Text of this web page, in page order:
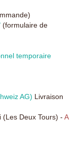
(formulaire de
temporaire
AG) Livraison
(Les Deux Tours) - A